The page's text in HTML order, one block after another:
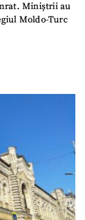
Miniștrii au
Moldo-Turc